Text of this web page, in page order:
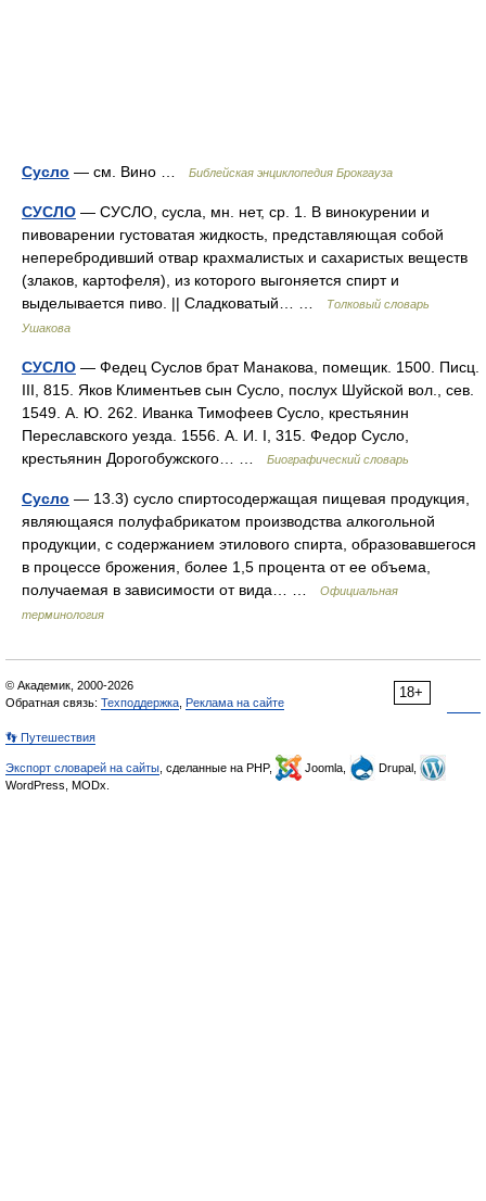
Сусло — см. Вино … Библейская энциклопедия Брокгауза
СУСЛО — СУСЛО, сусла, мн. нет, ср. 1. В винокурении и
пивоварении густоватая жидкость, представляющая собой
неперебродивший отвар крахмалистых и сахаристых веществ
(злаков, картофеля), из которого выгоняется спирт и
выделывается пиво. || Сладковатый… …
Толковый словарь
Ушакова
СУСЛО — Федец Суслов брат Манакова, помещик. 1500. Писц.
III, 815. Яков Климентьев сын Сусло, послух Шуйской вол., сев.
1549. А. Ю. 262. Иванка Тимофеев Сусло, крестьянин
Переславского уезда. 1556. А. И. I, 315. Федор Сусло,
крестьянин Дорогобужского… …
Биографический словарь
Сусло — 13.3) сусло спиртосодержащая пищевая продукция,
являющаяся полуфабрикатом производства алкогольной
продукции, с содержанием этилового спирта, образовавшегося
в процессе брожения, более 1,5 процента от ее объема,
получаемая в зависимости от вида… …
Официальная
терминология
18+
© Академик, 2000-2026
Обратная связь: Техподдержка Реклама на сайте
👣 Путешествия
Экспорт словарей на сайты , сделанные на PHP, Joomla,
Drupal,
WordPress, MODx.